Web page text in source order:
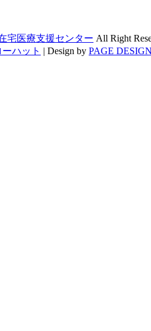
宅医療支援センター All Right
ハット | Design by PAGE